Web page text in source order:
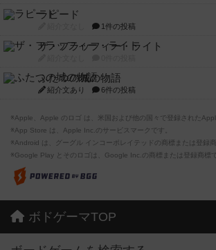
ラピード
1件の投稿
ザ・フラッフィー・ライト
ふたつの城の物語
紹介文あり 6件の投稿
※Apple、Apple のロゴ は、米国および他の国々で登録された
※App Store は、Apple Inc.のサービスマークです。
※Android は、グーグル インコーポレイテッドの商標または登録商
※Google Play とそのロゴは、Google Inc.の商標または登録商標で
ボドゲーマTOP